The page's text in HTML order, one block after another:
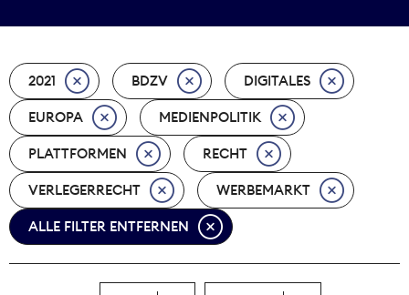
Nachhaltigkeit
Nachwuchs
Nova Award
Pressefreiheit
Print
2021 BDZV DIGITALES
EUROPA MEDIENPOLITIK
PLATTFORMEN RECHT
VERLEGERRECHT WERBEMARKT
ALLE FILTER ENTFERNEN